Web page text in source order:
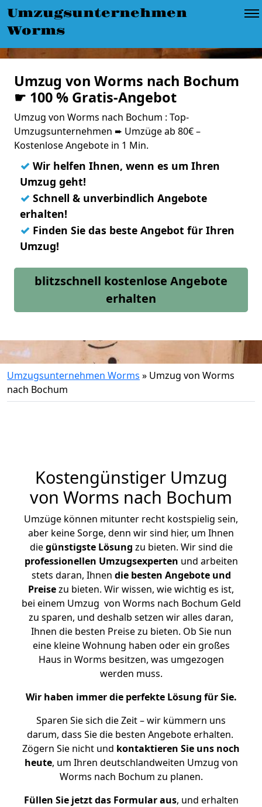
Umzugsunternehmen
Worms
Umzug von Worms nach Bochum
☛ 100 % Gratis-Angebot
Umzug von Worms nach Bochum : Top-
Umzugsunternehmen ➨ Umzüge ab 80€ –
Kostenlose Angebote in 1 Min.
✓ Wir helfen Ihnen, wenn es um Ihren
Umzug geht!
✓ Schnell & unverbindlich Angebote
erhalten!
✓ Finden Sie das beste Angebot für Ihren
Umzug!
blitzschnell kostenlose Angebote
erhalten
Umzugsunternehmen Worms » Umzug von Worms
nach Bochum
Kostengünstiger Umzug
von Worms nach Bochum
Umzüge können mitunter recht kostspielig sein,
aber keine Sorge, denn wir sind hier, um Ihnen
diegünstigste Lösung zu bieten. Wir sind die
professionellen Umzugsexperten und arbeiten
stets daran, Ihnen die besten Angebote und
Preisezu bieten. Wir wissen, wie wichtig es ist,
bei einem Umzug von Worms nach Bochum Geld
zu sparen, und deshalb setzen wir alles daran,
Ihnen die besten Preise zu bieten. Ob Sie nun
eine kleine Wohnung haben oder ein großes
Haus in Worms besitzen, was umgezogen
werden muss.
Wir haben immer die perfekte Lösung für Sie.
Sparen Sie sich die Zeit – wir kümmern uns
darum, dass Sie die besten Angebote erhalten.
Zögern Sie nicht und kontaktieren Sie uns noch
heute, um Ihren deutschlandweiten Umzug von
Worms nach Bochum zu planen.
Füllen Sie jetzt das Formular aus, und erhalten